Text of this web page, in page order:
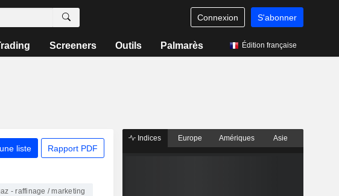
Connexion S'abonner
Screeners Outils Palmarès Édition française
liste Rapport PDF
- raffinage / marketing
Indices Europe Amériques Asie